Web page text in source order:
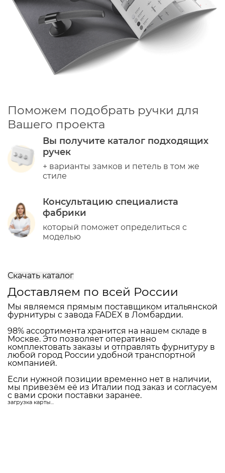
Поможем подобрать ручки для
Вашего проекта
Вы получите каталог подходящих
ручек
+ варианты замков и петель в том же
стиле
Консультацию специалиста
фабрики
который поможет определиться с
моделью
Скачать каталог
Доставляем по всей России
Мы являемся прямым поставщиком итальянской
фурнитуры с завода FADEX в Ломбардии.
98% ассортимента хранится на нашем складе в
Москве. Это позволяет оперативно
комплектовать заказы и отправлять фурнитуру в
любой город России удобной транспортной
компанией.
Если нужной позиции временно нет в наличии,
мы привезём её из Италии под заказ и согласуем
с вами сроки поставки заранее.
загрузка карты...